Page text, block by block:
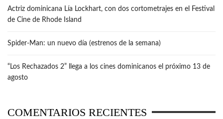
Actriz dominicana Lía Lockhart, con dos cortometrajes en el Festival
de Cine de Rhode Island
Spider-Man: un nuevo día (estrenos de la semana)
“Los Rechazados 2” llega a los cines dominicanos el próximo 13 de
agosto
COMENTARIOS RECIENTES